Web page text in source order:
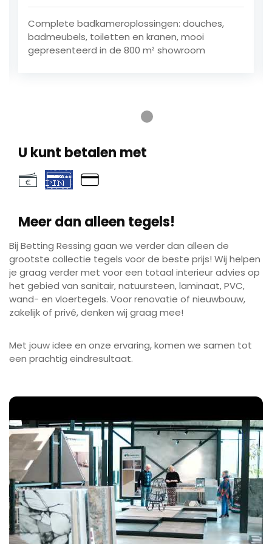
Complete badkameroplossingen: douches,
badmeubels, toiletten en kranen, mooi
gepresenteerd in de 800 m² showroom
Ga naar testimonial 1
Ga naar testimonial 2
Ga naar testimonial 3
U kunt betalen met
Meer dan alleen tegels!
Play
Bij Betting Ressing gaan we verder dan alleen de
grootste collectie tegels voor de beste prijs! Wij helpen
je graag verder met voor een totaal interieur advies op
het gebied van sanitair, natuursteen, laminaat, PVC,
wand- en vloertegels. Voor renovatie of nieuwbouw,
zakelijk of privé, denken wij graag mee!
Met jouw idee en onze ervaring, komen we samen tot
een prachtig eindresultaat.